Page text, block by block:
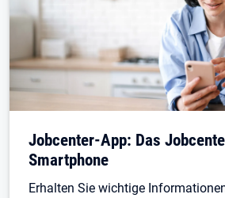
Jobcenter-App: Das
Smartphone
Erhalten Sie wichtige